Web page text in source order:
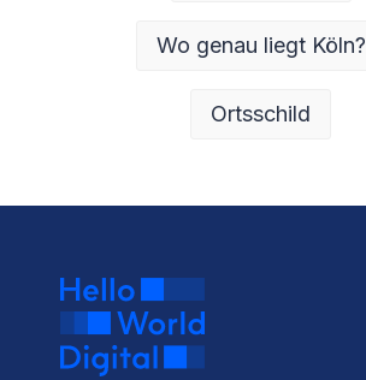
Wo genau liegt Köln?
Ortsschild